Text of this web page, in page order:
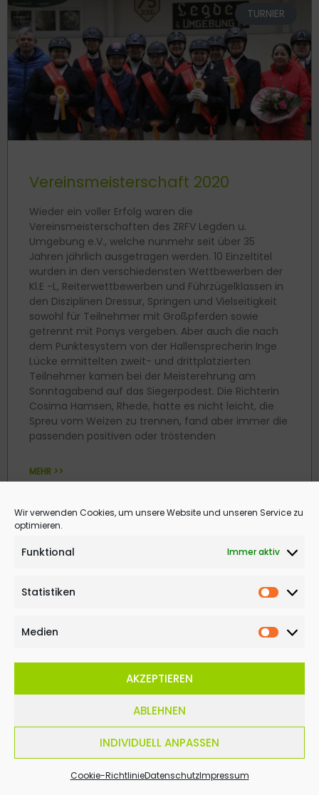
Wir verwenden Cookies, um unsere Website und unseren Service zu
optimieren.
Funktional Immer aktiv
Statistiken
Medien
Medien
AKZEPTIEREN
ABLEHNEN
INDIVIDUELL ANPASSEN
Cookie-RichtlinieDatenschutzImpressum
TURNIER
Vereinsmeisterschaft 2020
Wieder ein voller Erfolg waren die
Vereinsmeisterschaften des ZRFV Legden u.
Umgebung e.V., welche nunmehr seit über 35
Jahren jährlich ausgetragen werden. 10 Einzeltitel
wurden in den verschiedensten Wettbewerben der
Kl.E -L, Reiterwettbewerben und Führzügelklassen in
den Disziplinen Dressur, Springen und Vielseitigkeit
sowohl für Teilnehmer mit Großpferden sowie
getrennt mit Ponys vergeben. Aber auch die nach
dem Punktesystem von der Hallensprecherin Inge
Lücke ermittelten zweit- und drittplatzierten
Teilnehmer kamen bei der Meisterehrung am
Sonntagabend auf das Siegerpodest. Die Richterin
Cosima Hamsen, Rhede, hatte es nicht leicht, die
Spreu vom Weizen zu trennen, fand aber immer die
passenden positiven oder tröstenden
MEHR >>
11. Februar 2020
VEREIN
Einladung zum Legdener
Trainingstag 2020!